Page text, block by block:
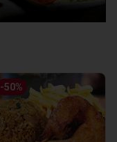
-50%